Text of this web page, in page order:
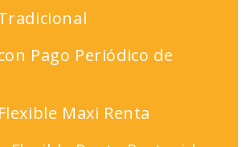
Banking
Pago Periódico de
Maxi Renta